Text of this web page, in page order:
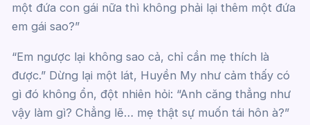
một đứa con gái nữa thì không phải lại thêm một đứa
em gái sao?”
“Em ngược lại không sao cả, chỉ cần mẹ thích là
được.” Dừng lại một lát, Huyền My như cảm thấy có
gì đó không ổn, đột nhiên hỏi: “Anh căng thẳng như
vậy làm gì? Chẳng lẽ… mẹ thật sự muốn tái hôn à?”